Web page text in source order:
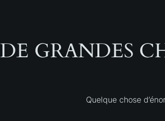
DE GRANDES
Quelque chose